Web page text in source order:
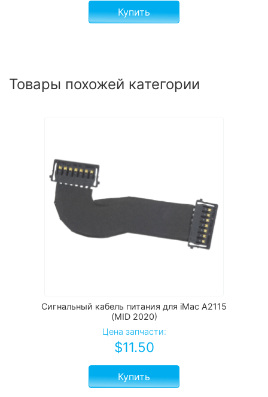
Купить
Товары похожей категории
Сигнальный кабель питания для iMac A2115
(MID 2020)
Цена запчасти:
$11.50
Купить